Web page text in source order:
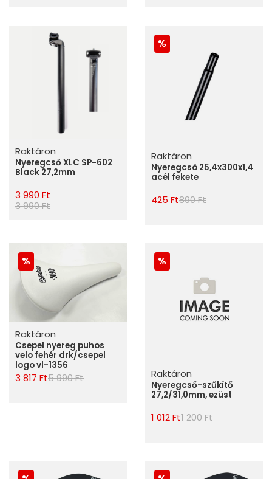
Raktáron
Nyeregcső XLC SP-602
Black 27,2mm
3 990 Ft
3 990 Ft
Raktáron
Nyeregcsö 25,4x300x1,4
acél fekete
425 Ft890 Ft
Raktáron
Csepel nyereg puhos
velo fehér drk/csepel
logo vl-1356
3 817 Ft5 990 Ft Raktáron
Nyeregcső-szűkítő
27,2/31,0mm, ezüst
1 012 Ft1 200 Ft